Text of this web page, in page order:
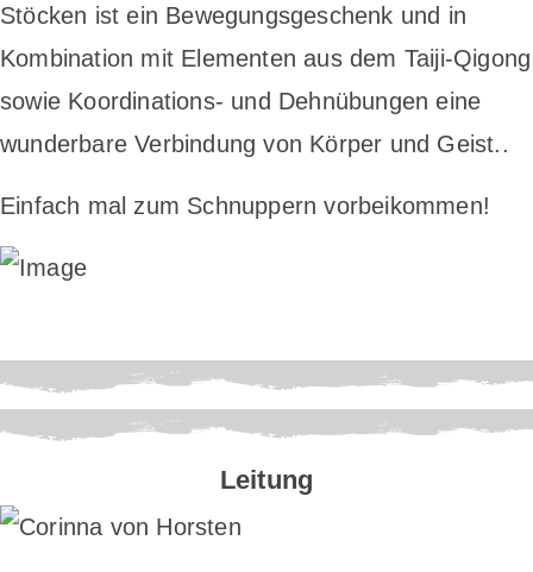
Stöcken ist ein Bewegungsgeschenk und in
Kombination mit Elementen aus dem Taiji-Qigong
sowie Koordinations- und Dehnübungen eine
wunderbare Verbindung von Körper und Geist..
Einfach mal zum Schnuppern vorbeikommen!
Leitung